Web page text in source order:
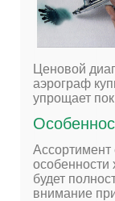
Ценовой
аэрограф
упрощает
Ассортимент
особенности
будет
внимание